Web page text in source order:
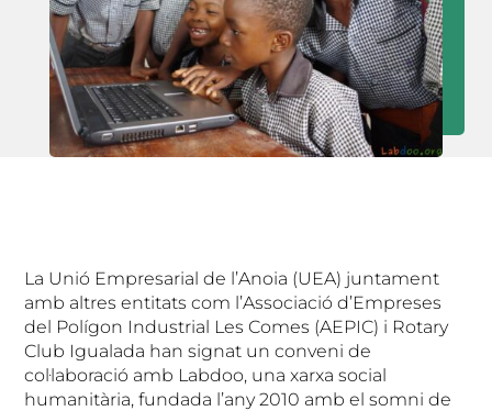
La Unió Empresarial de l’Anoia (UEA) juntament
amb altres entitats com l’Associació d’Empreses
del Polígon Industrial Les Comes (AEPIC) i Rotary
Club Igualada han signat un conveni de
col·laboració amb Labdoo, una xarxa social
humanitària, fundada l’any 2010 amb el somni de